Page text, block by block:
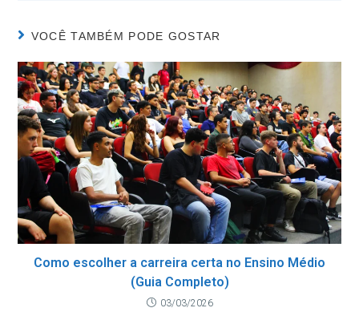
VOCÊ TAMBÉM PODE GOSTAR
Como escolher a carreira certa no Ensino Médio
(Guia Completo)
03/03/2026